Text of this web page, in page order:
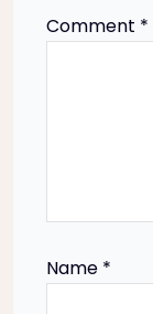
Comment *
Name *